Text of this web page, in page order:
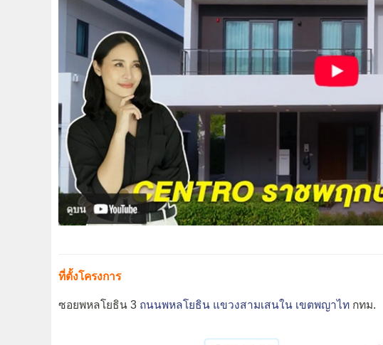
ที่ตั้งโครงการ
ซอยพหลโยธิน 3 ถนนพหลโยธิน แขวงสามเสนใน เขตพญาไท กทม.